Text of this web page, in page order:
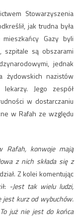
Stowarzyszenia
jak trudna była
Gazy byli
szpitale są obszarami
jednak
żydowskich nazistów
Jego zespół
w dostarczaniu
w Rafah ze względu
Rafah, konwoje mają
z nich składa się z
Z kolei komentując
-Jest tak wielu ludzi,
kurz od wybuchów.
już nie jest do końca